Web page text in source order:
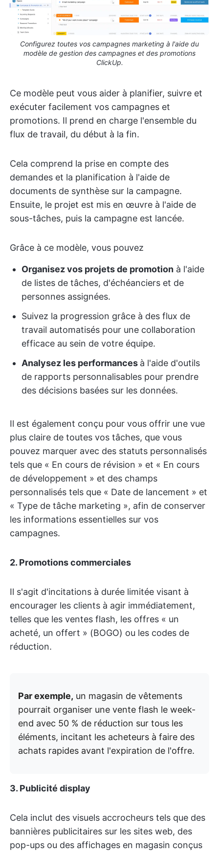
Configurez toutes vos campagnes marketing à l'aide du
modèle de gestion des campagnes et des promotions
ClickUp.
Ce modèle peut vous aider à planifier, suivre et
exécuter facilement vos campagnes et
promotions. Il prend en charge l'ensemble du
flux de travail, du début à la fin.
Cela comprend la prise en compte des
demandes et la planification à l'aide de
documents de synthèse sur la campagne.
Ensuite, le projet est mis en œuvre à l'aide de
sous-tâches, puis la campagne est lancée.
Grâce à ce modèle, vous pouvez
Organisez vos projets de promotion à l'aide
de listes de tâches, d'échéanciers et de
personnes assignées.
Suivez la progression grâce à des flux de
travail automatisés pour une collaboration
efficace au sein de votre équipe.
Analysez les performances à l'aide d'outils
de rapports personnalisables pour prendre
des décisions basées sur les données.
Il est également conçu pour vous offrir une vue
plus claire de toutes vos tâches, que vous
pouvez marquer avec des statuts personnalisés
tels que « En cours de révision » et « En cours
de développement » et des champs
personnalisés tels que « Date de lancement » et
« Type de tâche marketing », afin de conserver
les informations essentielles sur vos
campagnes.
2. Promotions commerciales
Il s'agit d'incitations à durée limitée visant à
encourager les clients à agir immédiatement,
telles que les ventes flash, les offres « un
acheté, un offert » (BOGO) ou les codes de
réduction.
Par exemple, un magasin de vêtements
pourrait organiser une vente flash le week-
end avec 50 % de réduction sur tous les
éléments, incitant les acheteurs à faire des
achats rapides avant l'expiration de l'offre.
3. Publicité display
Cela inclut des visuels accrocheurs tels que des
bannières publicitaires sur les sites web, des
pop-ups ou des affichages en magasin conçus